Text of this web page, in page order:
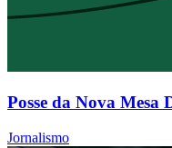
Posse da Nova
Jornalismo